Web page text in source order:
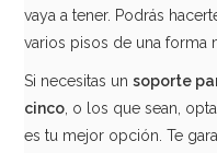
vaya a tener. Podrás
varios pisos de una forma
Si necesitas unsoporte
cinco, o los que sean,
es tu mejor opción. Te